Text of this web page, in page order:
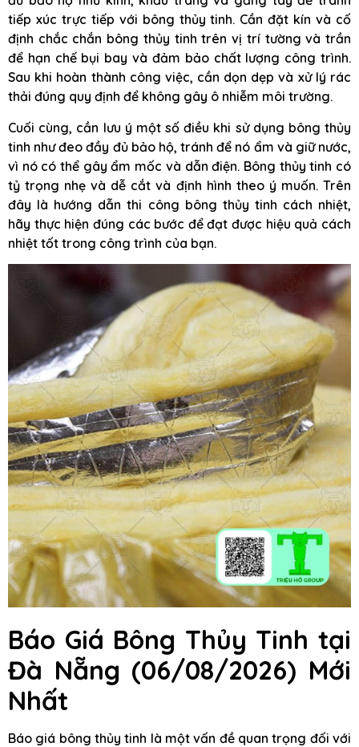
tiếp xúc trực tiếp với bông thủy tinh. Cần đặt kín và cố
định chắc chắn bông thủy tinh trên vị trí tường và trần
để hạn chế bụi bay và đảm bảo chất lượng công trình.
Sau khi hoàn thành công việc, cần dọn dẹp và xử lý rác
thải đúng quy định để không gây ô nhiễm môi trường.
Cuối cùng, cần lưu ý một số điều khi sử dụng bông thủy
tinh như đeo đầy đủ bảo hộ, tránh để nó ẩm và giữ nước,
vì nó có thể gây ẩm mốc và dẫn điện. Bông thủy tinh có
tỷ trọng nhẹ và dễ cắt và định hình theo ý muốn. Trên
đây là hướng dẫn thi công bông thủy tinh cách nhiệt,
hãy thực hiện đúng các bước để đạt được hiệu quả cách
nhiệt tốt trong công trình của bạn.
Báo Giá Bông Thủy Tinh tại
Đà Nẵng (06/08/2026) Mới
Nhất
Báo giá bông thủy tinh là một vấn đề quan trọng đối với